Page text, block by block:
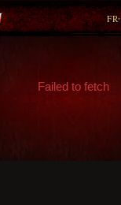
FR▾
Failed to fetch